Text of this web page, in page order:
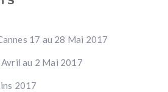
17 au 28 Mai 2017
au 2 Mai 2017
2017